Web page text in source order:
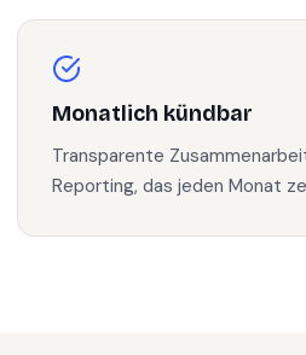
Monatlich kündbar
Transparente
Reporting, das jeden Monat